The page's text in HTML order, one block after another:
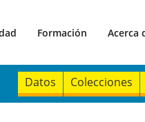
Formación Acerca
Datos Colecciones